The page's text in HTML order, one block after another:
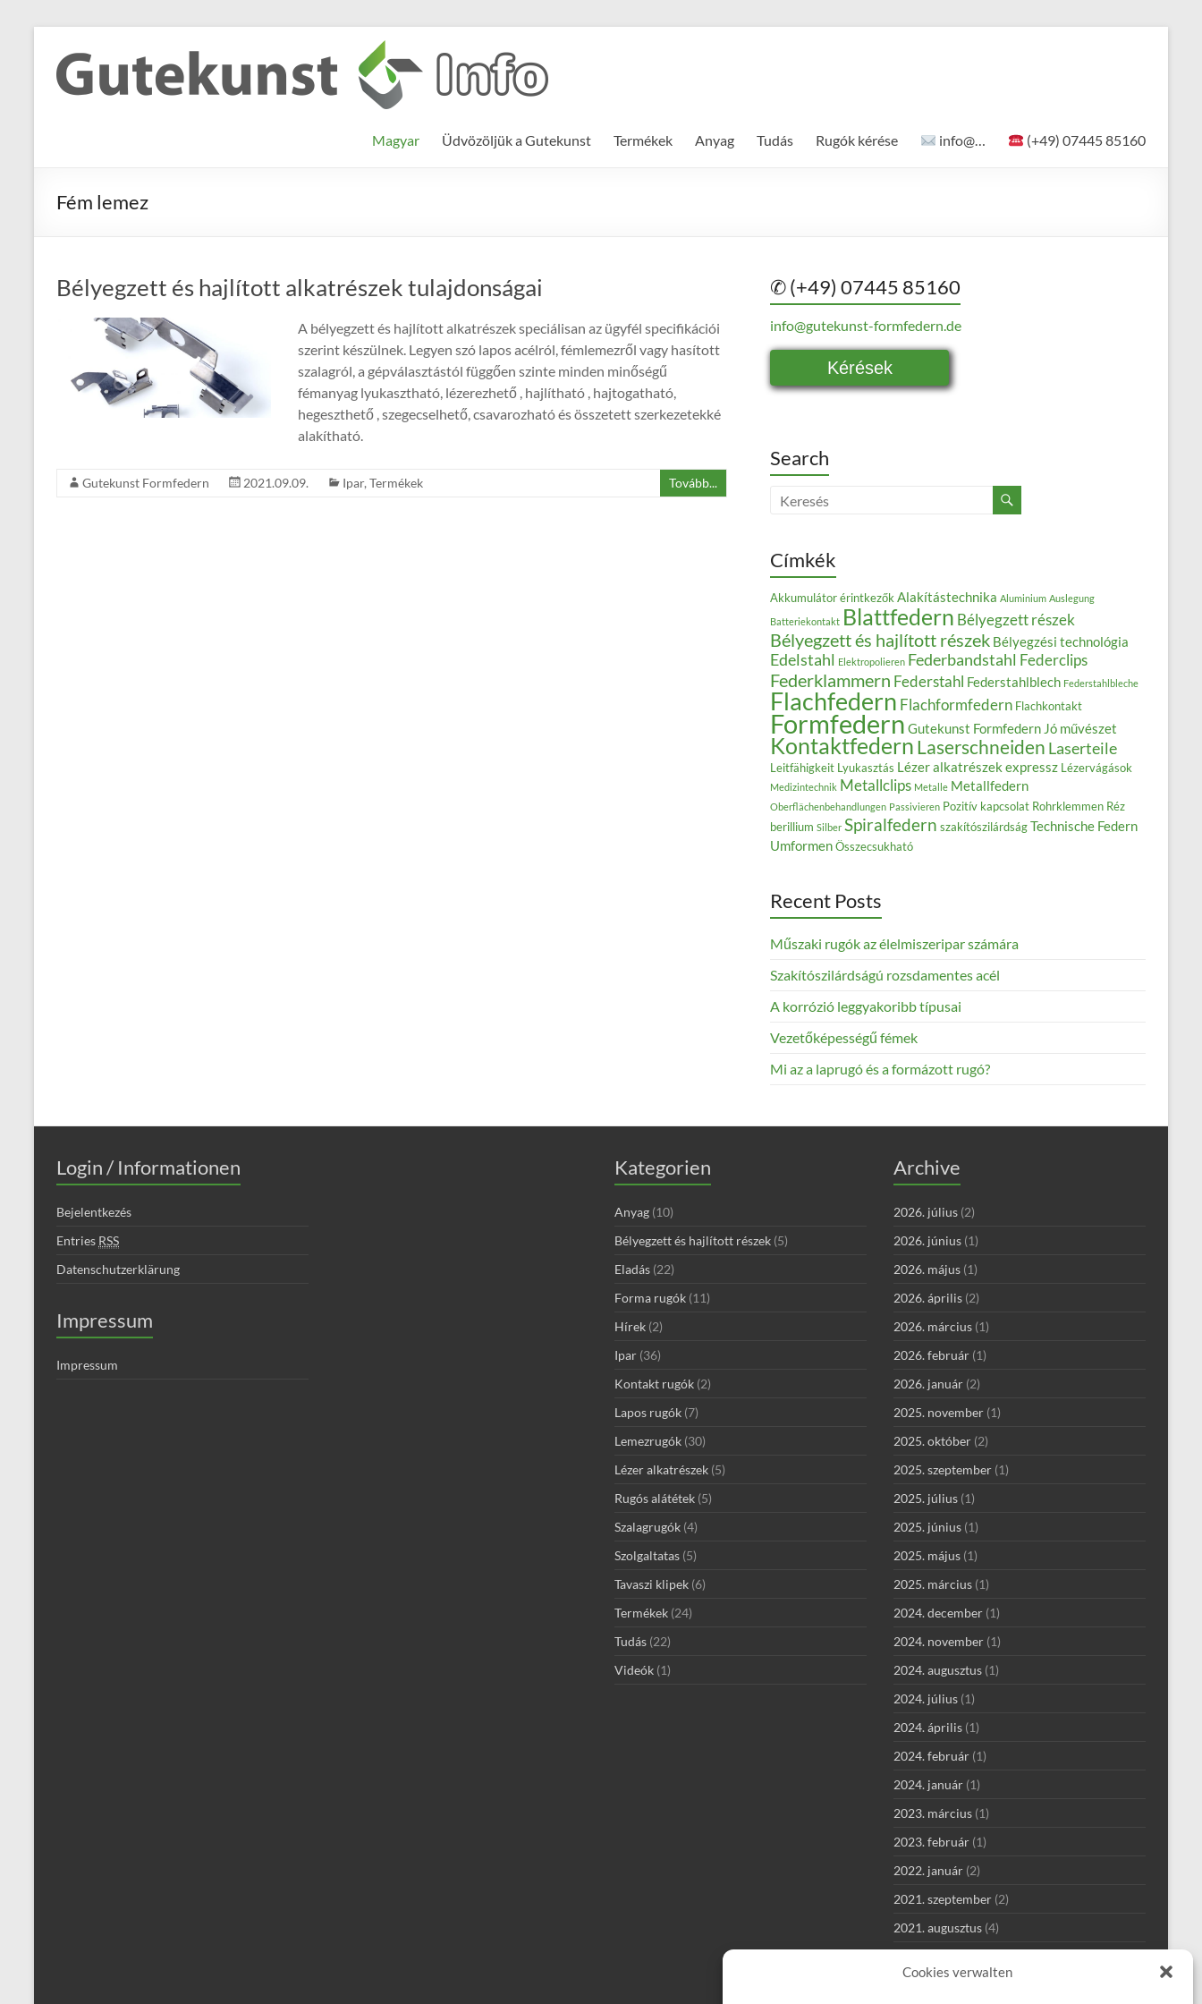
Cookies verwalten
content
Gutekunst
Formfedern
Informationen
und
Wissenswertes
Magyar Üdvözöljük a Gutekunst Termékek Anyag Tudás Rugók kérése info@… (+49) 07445 85160
Fém lemez
Bélyegzett és hajlított alkatrészek tulajdonságai
A bélyegzett és hajlított alkatrészek speciálisan az ügyfél specifikációi
szerint készülnek. Legyen szó lapos acélról, fémlemezről vagy hasított
szalagról, a gépválasztástól függően szinte minden minőségű
fémanyag lyukasztható, lézerezhető , hajlítható , hajtogatható,
hegeszthető , szegecselhető, csavarozható és összetett szerkezetekké
alakítható.
Gutekunst Formfedern 2021.09.09. Ipar, Termékek Tovább...
✆ (+49) 07445 85160
info@gutekunst-formfedern.de
Kérések
Search
Címkék
Akkumulátor érintkezők Alakítástechnika Aluminium Auslegung
Batteriekontakt Blattfedern Bélyegzett részek
Bélyegzett és hajlított részek Bélyegzési technológia
Edelstahl Elektropolieren Federbandstahl Federclips
Federklammern Federstahl Federstahlblech Federstahlbleche
Flachfedern Flachformfedern Flachkontakt
Formfedern Gutekunst Formfedern Jó művészet
KontaktfedernLaserschneiden Laserteile
Leitfähigkeit Lyukasztás Lézer alkatrészek expressz Lézervágások
Medizintechnik Metallclips Metalle Metallfedern
Oberflächenbehandlungen Passivieren Pozitív kapcsolat Rohrklemmen Réz
berillium Silber Spiralfedern szakítószilárdságTechnische Federn
UmformenÖsszecsukható
Recent Posts
Műszaki rugók az élelmiszeripar számára
Szakítószilárdságú rozsdamentes acél
A korrózió leggyakoribb típusai
Vezetőképességű fémek
Mi az a laprugó és a formázott rugó?
Login / Informationen
Bejelentkezés
Entries RSS
Datenschutzerklärung
Impressum
Impressum
Kategorien
Anyag (10)
Bélyegzett és hajlított részek (5)
Eladás (22)
Forma rugók (11)
Hírek (2)
Ipar (36)
Kontakt rugók (2)
Lapos rugók (7)
Lemezrugók (30)
Lézer alkatrészek (5)
Rugós alátétek (5)
Szalagrugók (4)
Szolgaltatas (5)
Tavaszi klipek (6)
Termékek (24)
Tudás (22)
Videók (1)
Archive
2026. július (2)
2026. június (1)
2026. május (1)
2026. április (2)
2026. március (1)
2026. február (1)
2026. január (2)
2025. november (1)
2025. október (2)
2025. szeptember (1)
2025. július (1)
2025. június (1)
2025. május (1)
2025. március (1)
2024. december (1)
2024. november (1)
2024. augusztus (1)
2024. július (1)
2024. április (1)
2024. február (1)
2024. január (1)
2023. március (1)
2023. február (1)
2022. január (2)
2021. szeptember (2)
2021. augusztus (4)